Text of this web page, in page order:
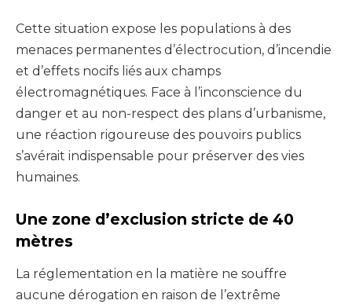
Cette situation expose les populations à des
menaces permanentes d’électrocution, d’incendie
et d’effets nocifs liés aux champs
électromagnétiques. Face à l’inconscience du
danger et au non-respect des plans d’urbanisme,
une réaction rigoureuse des pouvoirs publics
s’avérait indispensable pour préserver des vies
humaines.
Une zone d’exclusion stricte de 40
mètres
La réglementation en la matière ne souffre
aucune dérogation en raison de l’extrême